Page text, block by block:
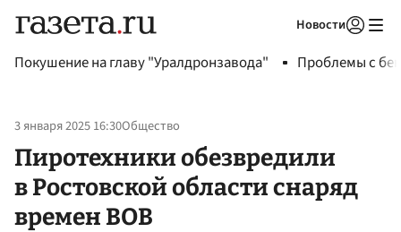
Новости
Покушение на главу "Уралдронзавода" Проблемы с
3 января 2025 16:30Общество
Пиротехники обезвредили
в Ростовской области снаряд
времен ВОВ